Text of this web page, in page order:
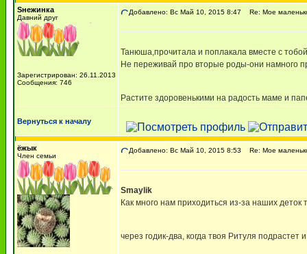
Sнежинка
Давний друг
Зарегистрирован: 26.11.2013
Сообщения: 746
Добавлено: Вс Май 10, 2015 8:47 Re: Мое
Танюша,прочитала и поплакала вместе с
Не переживай про вторые роды-они намного
Растите здоровенькими на радость маме и
Вернуться к началу
ёжык
Член семьи
Добавлено: Вс Май 10, 2015 8:53 Re: Мое
Smaylik
Как много нам приходиться из-за наших
через годик-два, когда твоя Ритуля